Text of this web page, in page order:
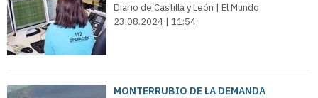
Diario de Castilla y León | El Mundo
23.08.2024 | 11:54
MONTERRUBIO DE LA DEMANDA